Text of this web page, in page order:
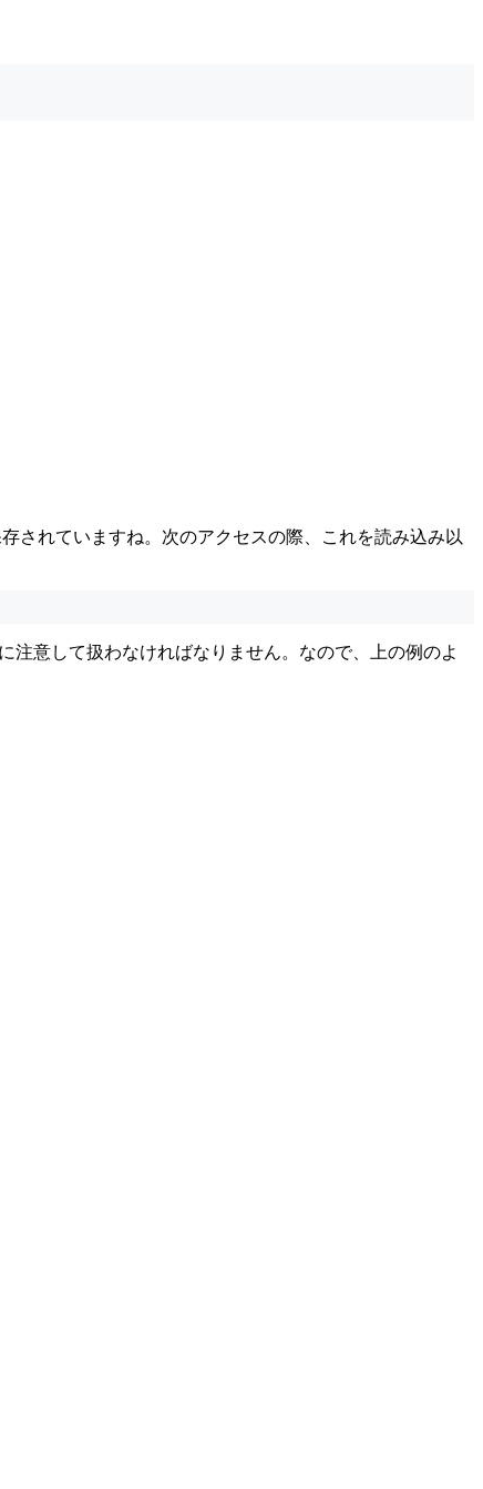
されていますね。次のアクセスの際、これを読み込み以
注意して扱わなければなりません。なので、上の例のよ